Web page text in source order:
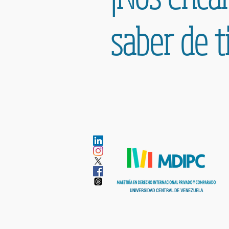
saber de
UNIVERSIDAD CENTRAL DE VENEZUELA